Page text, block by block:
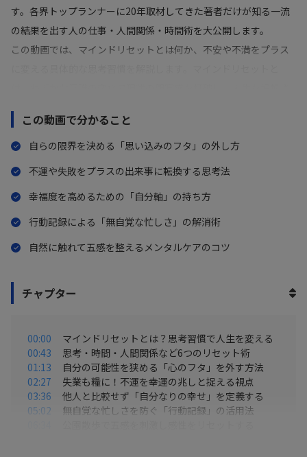
す。各界トップランナーに20年取材してきた著者だけが知る一流
の結果を出す人の仕事・人間関係・時間術を大公開します。
この動画では、マインドリセットとは何か、不安や不満をプラス
を抱え、現状をどうにか変えたいと悩んでいる方に最適な内容で
す。
動画内では、ブックライターの上阪 徹氏が、自身の失業経験など
説。例えば、自分で作った「限界のフタ」を外す考え方や、不運
を幸運の予兆と捉え直す視点、さらには手帳に「予定」ではなく
「やったこと」を記録して無自覚な忙しさを可視化するストレス
ルがなくても、日々の捉え方を変えるだけで心の余裕を取り戻
し、パフォーマンスを高める方法が具体的にわかります。
この動画で分かること
自らの限界を決める「思い込みのフタ」の外し方
不運や失敗をプラスの出来事に転換する思考法
幸福度を高めるための「自分軸」の持ち方
行動記録による「無自覚な忙しさ」の解消術
自然に触れて五感を整えるメンタルケアのコツ
チャプター
00:00
マインドリセットとは？思考習慣で人生を変える
00:43
思考・時間・人間関係など6つのリセット術
01:13
自分の可能性を狭める「心のフタ」を外す方法
02:27
失業も糧に！不運を幸運の兆しと捉える視点
03:36
他人と比較せず「自分なりの幸せ」を定義する
05:02
無自覚な忙しさを防ぐ「行動記録」の活用法